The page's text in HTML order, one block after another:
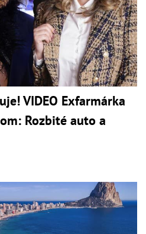
VIDEO Exfarmárka
Rozbité auto a